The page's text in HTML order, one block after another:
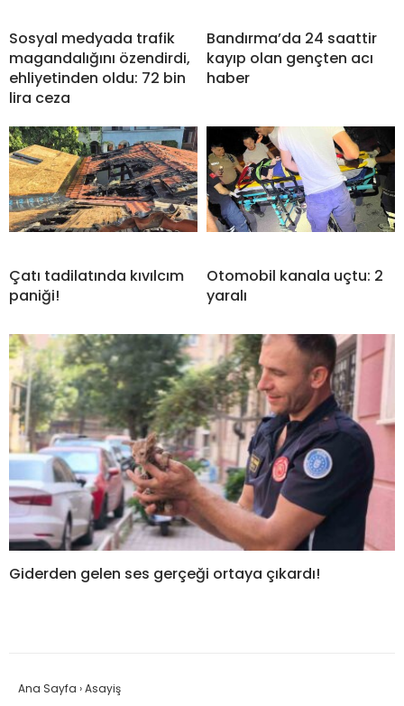
Sosyal medyada trafik
magandalığını özendirdi,
ehliyetinden oldu: 72 bin
lira ceza
Bandırma’da 24 saattir
kayıp olan gençten acı
haber
Çatı tadilatında kıvılcım
paniği!
Otomobil kanala uçtu: 2
yaralı
Giderden gelen ses gerçeği ortaya çıkardı!
Ana Sayfa ›Asayiş